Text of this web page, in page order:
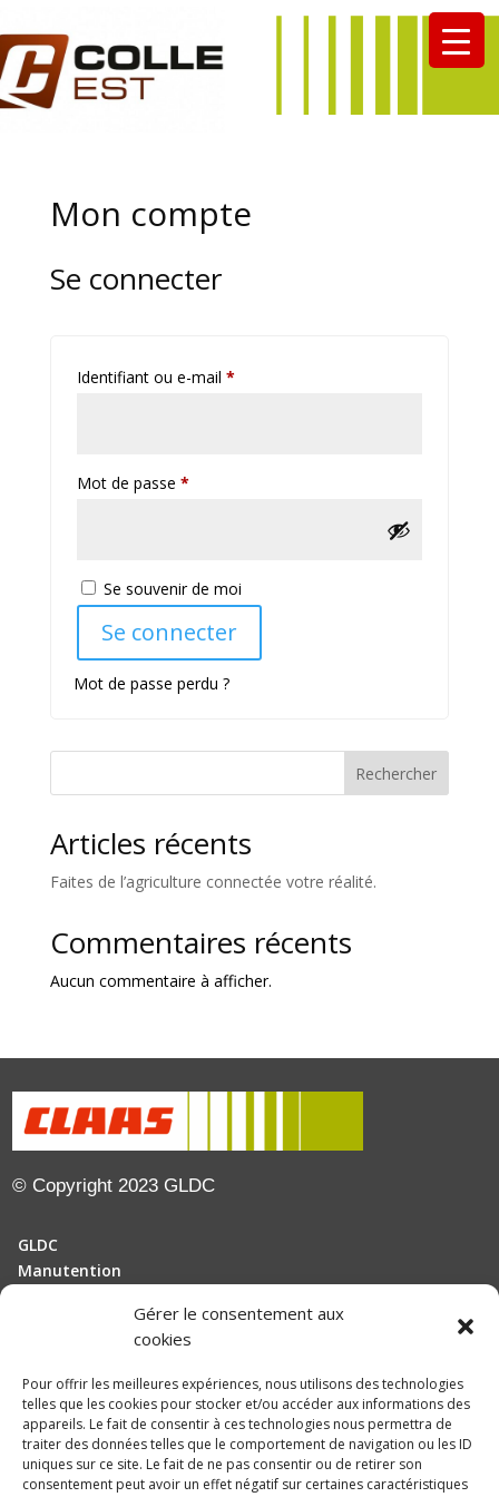
Gérer le consentement aux
cookies
Pour offrir les meilleures expériences, nous utilisons des technologies
telles que les cookies pour stocker et/ou accéder aux informations des
appareils. Le fait de consentir à ces technologies nous permettra de
traiter des données telles que le comportement de navigation ou les ID
uniques sur ce site. Le fait de ne pas consentir ou de retirer son
consentement peut avoir un effet négatif sur certaines caractéristiques
Mon compte
Se connecter
Identifiant ou e-mail *Obligatoire
Mot de passe *Obligatoire
Se souvenir de moi
Se connecter
Mot de passe perdu ?
Rechercher
Articles récents
Faites de l’agriculture connectée votre réalité.
Commentaires récents
Aucun commentaire à afficher.
© Copyright 2023 GLDC
GLDC
Manutention
Actualités
Recrutement
Politique de confidentialité